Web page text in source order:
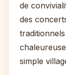
de
des
simple